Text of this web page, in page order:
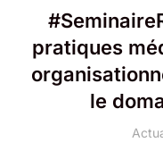
pratiques
le